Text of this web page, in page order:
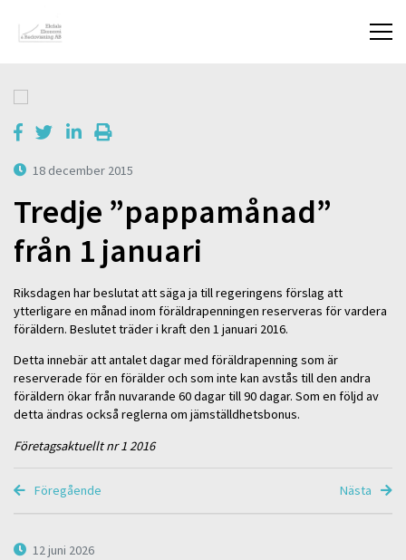
18 december 2015
Tredje ”pappamånad”
från 1 januari
Riksdagen har beslutat att säga ja till regeringens förslag att
ytterligare en månad inom föräldrapenningen reserveras för vardera
föräldern. Beslutet träder i kraft den 1 januari 2016.
Detta innebär att antalet dagar med föräldrapenning som är
reserverade för en förälder och som inte kan avstås till den andra
föräldern ökar från nuvarande 60 dagar till 90 dagar. Som en följd av
detta ändras också reglerna om jämställdhetsbonus.
Företagsaktuellt nr 1 2016
Föregående Nästa
12 juni 2026